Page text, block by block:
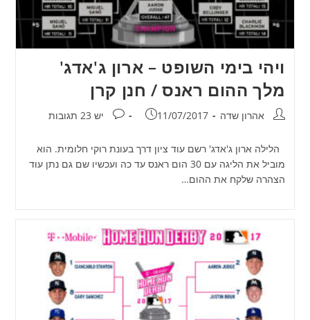
ויהי בימי השופט – ארון ג'אדג'
מלך ההום ראנס / חנן קרן
מחבר:אהרון שדה פורסם:
11/07/2017 תגובות:
יש 23 תגובות
הלילה ארון ג'אדג' רשם עוד ציון דרך בעונת רוקי חלומית. הוא
מוביל את הליגה עם 30 הום ראנס עד כה ועכשיו שם גם נתן עוד
הצהרה שלקח את ההום…